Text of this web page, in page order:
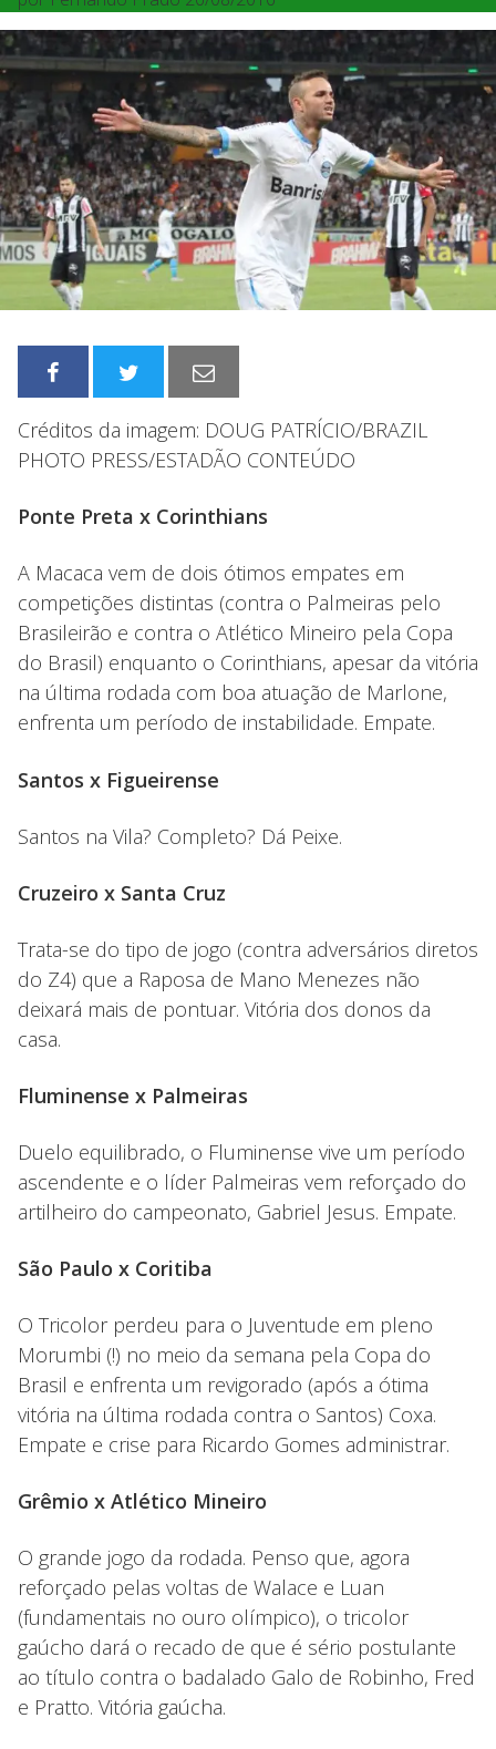
Créditos da imagem: DOUG PATRÍCIO/BRAZIL
PHOTO PRESS/ESTADÃO CONTEÚDO
Ponte Preta x Corinthians
A Macaca vem de dois ótimos empates em
competições distintas (contra o Palmeiras pelo
Brasileirão e contra o Atlético Mineiro pela Copa
do Brasil) enquanto o Corinthians, apesar da vitória
na última rodada com boa atuação de Marlone,
enfrenta um período de instabilidade. Empate.
Santos x Figueirense
Santos na Vila? Completo? Dá Peixe.
Cruzeiro x Santa Cruz
Trata-se do tipo de jogo (contra adversários diretos
do Z4) que a Raposa de Mano Menezes não
deixará mais de pontuar. Vitória dos donos da
casa.
Fluminense x Palmeiras
Duelo equilibrado, o Fluminense vive um período
ascendente e o líder Palmeiras vem reforçado do
artilheiro do campeonato, Gabriel Jesus. Empate.
São Paulo x Coritiba
O Tricolor perdeu para o Juventude em pleno
Morumbi (!) no meio da semana pela Copa do
Brasil e enfrenta um revigorado (após a ótima
vitória na última rodada contra o Santos) Coxa.
Empate e crise para Ricardo Gomes administrar.
Grêmio x Atlético Mineiro
O grande jogo da rodada. Penso que, agora
reforçado pelas voltas de Walace e Luan
(fundamentais no ouro olímpico), o tricolor
gaúcho dará o recado de que é sério postulante
ao título contra o badalado Galo de Robinho, Fred
e Pratto. Vitória gaúcha.